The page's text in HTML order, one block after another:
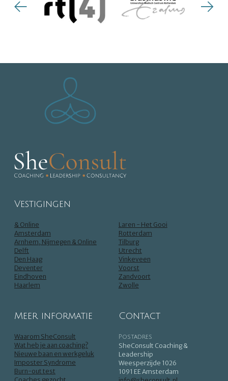
Vestigingen
& Online
Amsterdam
Arnhem, Nijmegen & Online
Delft
Den Haag
Deventer
Eindhoven
Haarlem
Laren - Het Gooi
Rotterdam
Tilburg
Utrecht
Vinkeveen
Voorst
Zandvoort
Zwolle
Meer informatie
Waarom SheConsult
Wat heb je aan coaching?
Nieuwe baan en werkgeluk
Imposter Syndrome
Burn-out test
Contact
Postadres
SheConsult Coaching &
Leadership
Weesperzijde 1026
1091 EE Amsterdam